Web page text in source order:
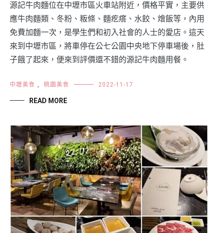
源記牛肉麵位在中壢市區火車站附近，價格平實，主要供
應牛肉麵類、冬粉、粄條、麵疙瘩、水餃、燴飯等，內用
免費加麵一次，是學生們和初入社會的人士的愛店。這天
來到中壢市區，將車停在公七公園中央地下停車場後，肚
子餓了起來，便來到評價還不錯的源記牛肉麵用餐。
中壢美食 , 桃園美食 2022-11-17
READ MORE